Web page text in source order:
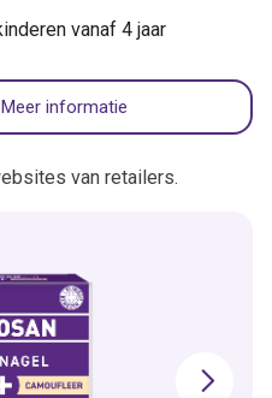
vanaf 4 jaar
Meer informatie
van retailers.